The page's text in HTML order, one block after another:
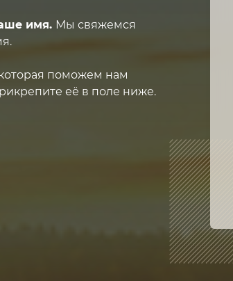
имя. Мы свяжемся
поможем нам
её в поле ниже.